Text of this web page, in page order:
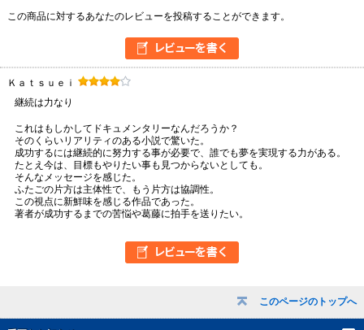
このページのトップへ
この商品に対するあなたのレビューを投稿することができます。
Ｋａｔｓｕｅｉ
継続は力なり
これはもしかしてドキュメンタリーなんだろうか？
そのくらいリアリティのある小説で驚いた。
成功するには継続的に努力する事が必要で、誰でも夢を実現する力がある。
たとえ今は、目標もやりたい事も見つからないとしても。
そんなメッセージを感じた。
ふたごの片方は主体性で、もう片方は協調性。
この視点に新鮮味を感じる作品であった。
著者が成功するまでの苦悩や葛藤に拍手を送りたい。